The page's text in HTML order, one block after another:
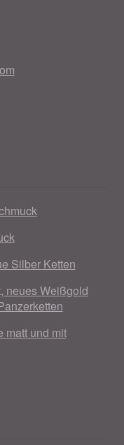
Silber Ketten
neues Weißgold
matt und mit